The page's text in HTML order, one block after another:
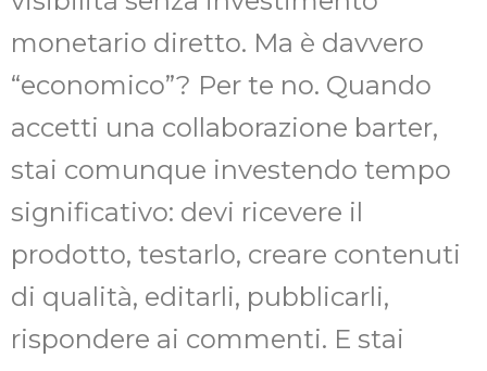
monetario diretto. Ma è davvero
“economico”? Per te no. Quando
accetti una collaborazione barter,
stai comunque investendo tempo
significativo: devi ricevere il
prodotto, testarlo, creare contenuti
di qualità, editarli, pubblicarli,
rispondere ai commenti. E stai